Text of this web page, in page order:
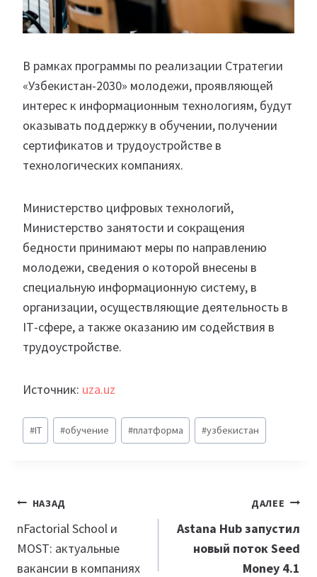
В рамках программы по реализации Стратегии
«Узбекистан-2030» молодежи, проявляющей
интерес к информационным технологиям, будут
оказывать поддержку в обучении, получении
сертификатов и трудоустройстве в
технологических компаниях.
Министерство цифровых технологий,
Министерство занятости и сокращения
бедности принимают меры по направлению
молодежи, сведения о которой внесены в
специальную информационную систему, в
организации, осуществляющие деятельность в
IТ-сфере, а также оказанию им содействия в
трудоустройстве.
Источник: uza.uz
Метки
записи:
#IT #обучение #платформа #узбекистан
Навигация
по
записям
НАЗАД
nFactorial School и
MOST: актуальные
вакансии в компаниях
ДАЛЕЕ
Astana Hub запустил
новый поток Seed
Money 4.1